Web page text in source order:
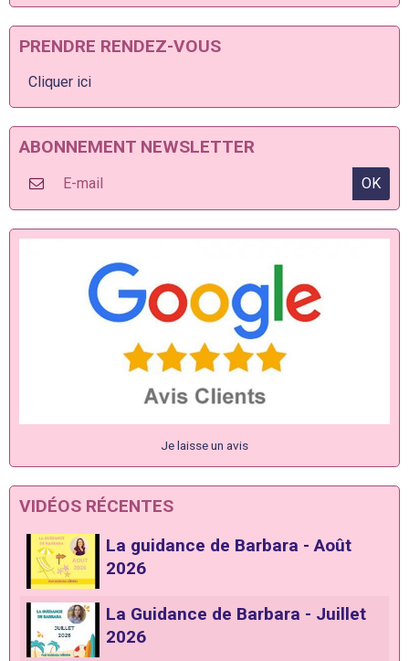
PRENDRE RENDEZ-VOUS
Cliquer ici
ABONNEMENT NEWSLETTER
OK
Je laisse un avis
VIDÉOS RÉCENTES
La guidance de Barbara - Août
2026
La Guidance de Barbara - Juillet
2026